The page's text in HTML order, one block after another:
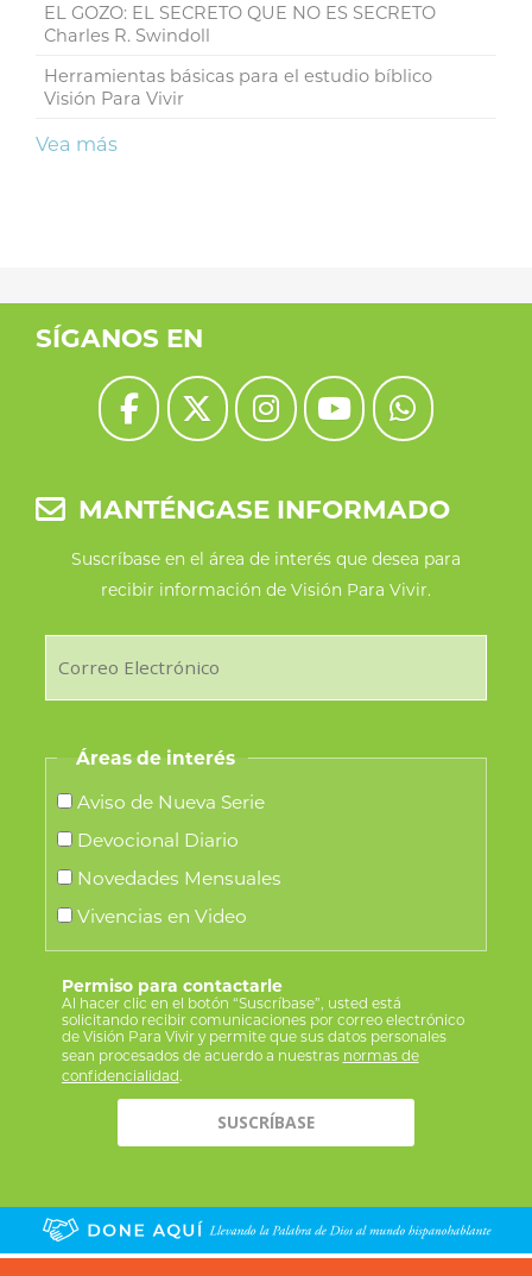
EL GOZO: EL SECRETO QUE NO ES SECRETO
Charles R. Swindoll
Herramientas básicas para el estudio bíblico
Visión Para Vivir
Vea más
SÍGANOS EN
MANTÉNGASE INFORMADO
Suscríbase en el área de interés que desea para
recibir información de Visión Para Vivir.
Áreas de interés
Aviso de Nueva Serie
Devocional Diario
Novedades Mensuales
Vivencias en Video
Permiso para contactarle
Al hacer clic en el botón “Suscríbase”, usted está
solicitando recibir comunicaciones por correo electrónico
de Visión Para Vivir y permite que sus datos personales
sean procesados de acuerdo a nuestras normas de
confidencialidad.